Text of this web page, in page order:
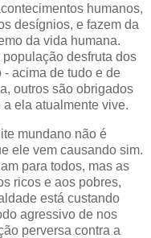
humanos,
desígnios, e fazem da
da vida humana.
desfruta dos
- acima de tudo e de
outros são obrigados
a ela atualmente vive.
mundano não é
ele vem causando sim.
para todos, mas as
ricos e aos pobres,
está custando
agressivo de nos
perversa contra a